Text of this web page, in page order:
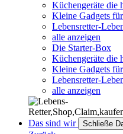
Küchengeräte die
Kleine Gadgets
Lebensretter-
alle anzeigen
Die Starter-Box
Küchengeräte die
Kleine Gadgets
Lebensretter-
alle anzeigen
Das sind wir Schließe